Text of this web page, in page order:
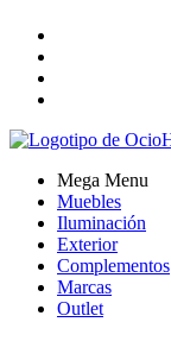
Mega Menu
Muebles
Iluminación
Exterior
Complementos
Marcas
Outlet